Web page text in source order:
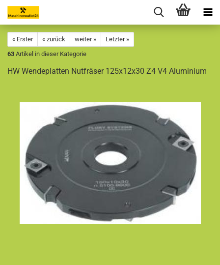
« Erster « zurück weiter »
Letzter »
63 Artikel in dieser Kategorie
HW Wendeplatten Nutfräser 125x12x30 Z4 V4 Aluminium